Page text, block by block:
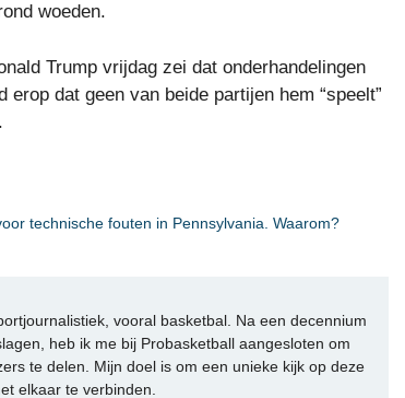
woeden.
Trump vrijdag zei dat onderhandelingen
dat geen van beide partijen hem “speelt”
technische fouten in Pennsylvania. Waarom?
vooral basketbal. Na een decennium
heb ik me bij Probasketball aangesloten om
te delen. Mijn doel is om een unieke kijk op deze
elkaar te verbinden.